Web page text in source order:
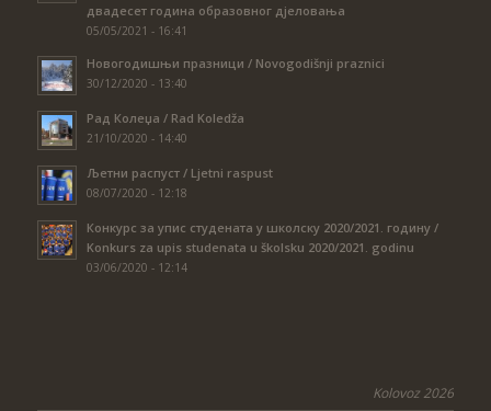
двадесет година образовног дјеловања
05/05/2021 - 16:41
Новогодишњи празници / Novogodišnji praznici
30/12/2020 - 13:40
Рад Колеџа / Rad Koledža
21/10/2020 - 14:40
Љетни распуст / Ljetni raspust
08/07/2020 - 12:18
Конкурс за упис студената у школску 2020/2021. годину /
Konkurs za upis studenata u školsku 2020/2021. godinu
03/06/2020 - 12:14
Kolovoz 2026